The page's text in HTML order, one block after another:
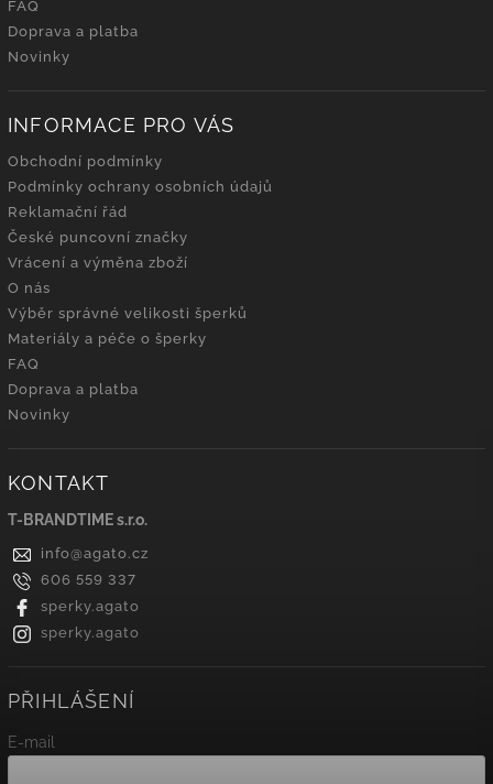
FAQ
Doprava a platba
Novinky
INFORMACE PRO VÁS
Obchodní podmínky
Podmínky ochrany osobních údajů
Reklamační řád
České puncovní značky
Vrácení a výměna zboží
O nás
Výběr správné velikosti šperků
Materiály a péče o šperky
FAQ
Doprava a platba
Novinky
KONTAKT
T-BRANDTIME s.r.o.
info@agato.cz
606 559 337
sperky.agato
sperky.agato
PŘIHLÁŠENÍ
E-mail